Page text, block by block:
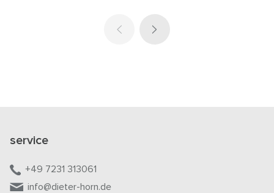
service
+49 7231 313061
info@dieter-horn.de